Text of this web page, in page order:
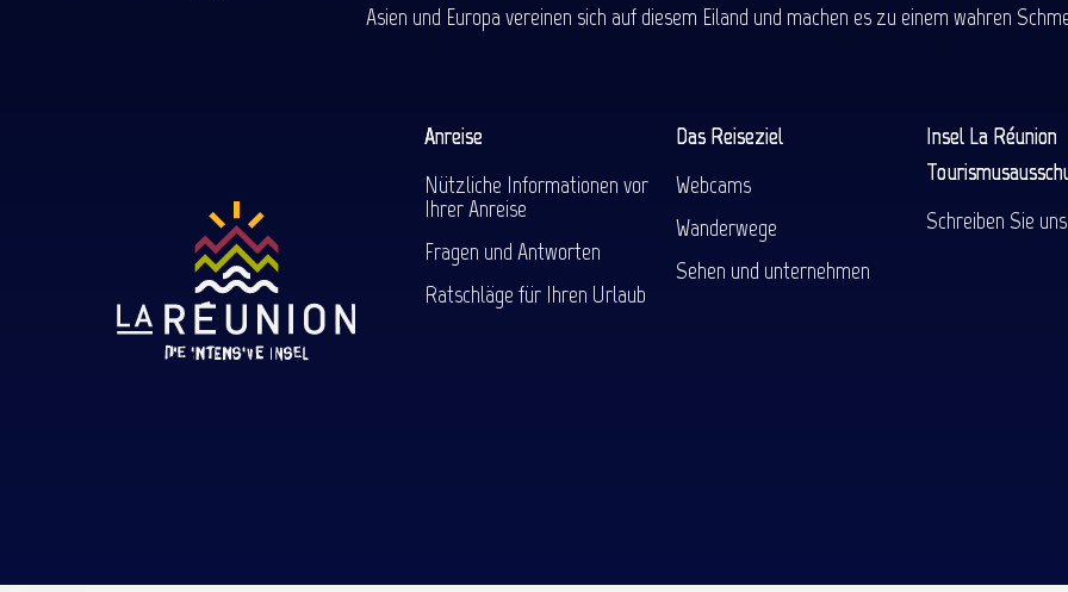
Asien und Europa vereinen sich auf diesem Eiland und machen es zu einem wahren
Anreise
Nützliche Informationen vor
Ihrer Anreise
Fragen und Antworten
Ratschläge für Ihren Urlaub
Das Reiseziel
Webcams
Wanderwege
Sehen und unternehmen
Insel La Réunion
Schreiben Sie uns